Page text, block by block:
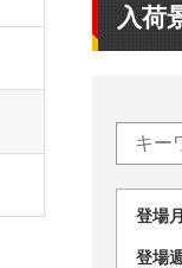
入荷
登
登